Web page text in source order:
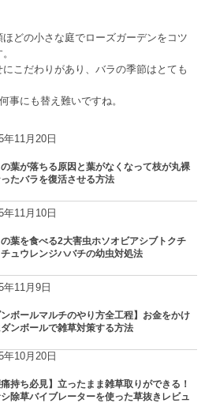
どの小さな庭でローズガーデンをコツ
こだわりがあり、バラの季節はとても
事にも替え難いですね。
年11月20日
葉が落ちる原因と葉がなくなって枝が丸裸
たバラを復活させる方法
年11月10日
葉を食べる2大害虫ホソオビアシブトクチ
ュウレンジハバチの幼虫対処法
年11月9日
ンボールマルチのやり方全工程】お金をかけ
ンボールで雑草対策する方法
年10月20日
痛持ち必見】立ったまま雑草取りができる！
除草バイブレーターを使った草抜きレビュ